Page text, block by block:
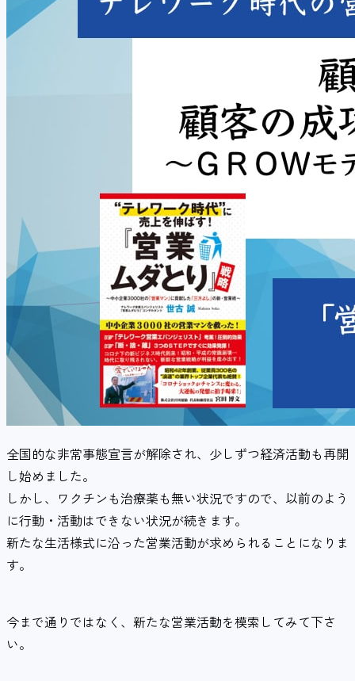
全国的な非常事態宣言が解除され、少しずつ経済活動も再開
し始めました。
しかし、ワクチンも治療薬も無い状況ですので、以前のよう
に行動・活動はできない状況が続きます。
新たな生活様式に沿った営業活動が求められることになりま
す。
今まで通りではなく、新たな営業活動を模索してみて下さ
い。